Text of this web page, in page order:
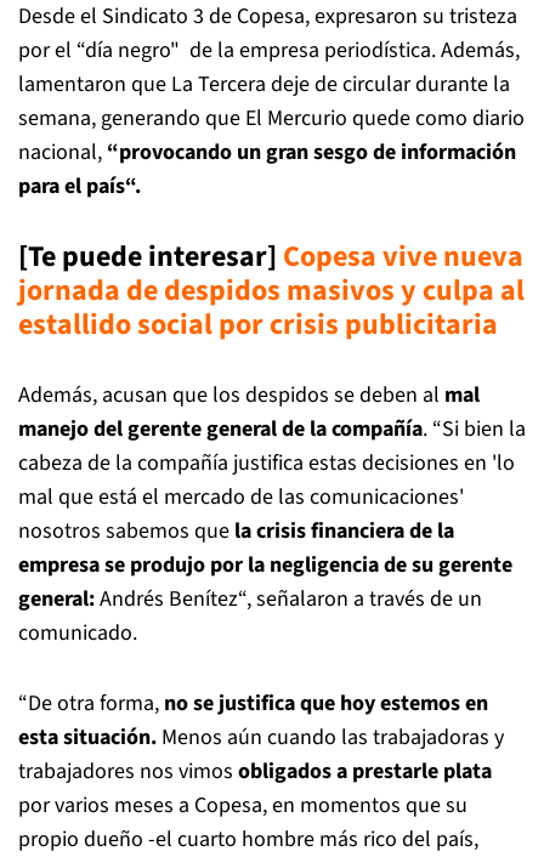
Desde el Sindicato 3 de Copesa, expresaron su tristeza
por el “día negro" de la empresa periodística. Además,
lamentaron que La Tercera deje de circular durante la
semana, generando que El Mercurio quede como diario
nacional, “provocando un gran sesgo de información
para el país“.
[Te puede interesar] Copesa vive nueva
jornada de despidos masivos y culpa al
estallido social por crisis publicitaria
Además, acusan que los despidos se deben al mal
manejo del gerente general de la compañía. “Si bien la
cabeza de la compañía justifica estas decisiones en 'lo
mal que está el mercado de las comunicaciones'
nosotros sabemos que la crisis financiera de la
empresa se produjo por la negligencia de su gerente
general:Andrés Benítez“, señalaron a través de un
comunicado.
“De otra forma, no se justifica que hoy estemos en
esta situación. Menos aún cuando las trabajadoras y
trabajadores nos vimos obligados a prestarle plata
por varios meses a Copesa, en momentos que su
propio dueño -el cuarto hombre más rico del país,